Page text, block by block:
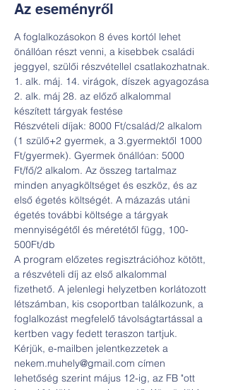
Az eseményről
A foglalkozásokon 8 éves kortól lehet
önállóan részt venni, a kisebbek családi
jeggyel, szülői részvétellel csatlakozhatnak.
1. alk. máj. 14. virágok, díszek agyagozása
2. alk. máj 28. az előző alkalommal
készített tárgyak festése
Részvételi díjak: 8000 Ft/család/2 alkalom
(1 szülő+2 gyermek, a 3.gyermektől 1000
Ft/gyermek). Gyermek önállóan: 5000
Ft/fő/2 alkalom. Az összeg tartalmaz
minden anyagköltséget és eszköz, és az
első égetés költségét. A mázazás utáni
égetés további költsége a tárgyak
mennyiségétől és méretétől függ, 100-
500Ft/db
A program előzetes regisztrációhoz kötött,
a részvételi díj az első alkalommal
fizethető. A jelenlegi helyzetben korlátozott
létszámban, kis csoportban találkozunk, a
foglalkozást megfelelő távolságtartással a
kertben vagy fedett teraszon tartjuk.
Kérjük, e-mailben jelentkezzetek a
nekem.muhely@gmail.com címen
lehetőség szerint május 12-ig, az FB "ott